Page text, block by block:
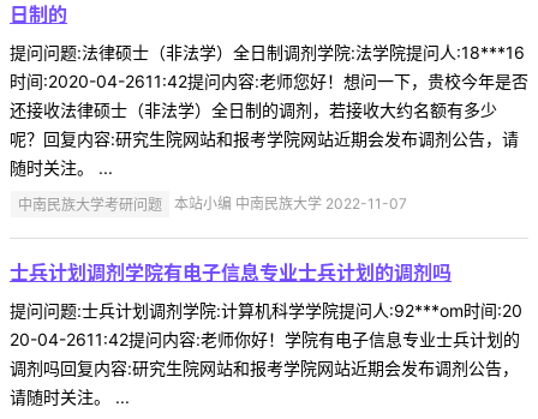
日制的
提问问题:法律硕士（非法学）全日制调剂学院:法学院提问人:18***16
时间:2020-04-2611:42提问内容:老师您好！想问一下，贵校今年是否
还接收法律硕士（非法学）全日制的调剂，若接收大约名额有多少
呢？回复内容:研究生院网站和报考学院网站近期会发布调剂公告，请
随时关注。 ...
中南民族大学考研问题 本站小编 中南民族大学 2022-11-07
士兵计划调剂学院有电子信息专业士兵计划的调剂吗
提问问题:士兵计划调剂学院:计算机科学学院提问人:92***om时间:20
20-04-2611:42提问内容:老师你好！学院有电子信息专业士兵计划的
调剂吗回复内容:研究生院网站和报考学院网站近期会发布调剂公告，
请随时关注。 ...